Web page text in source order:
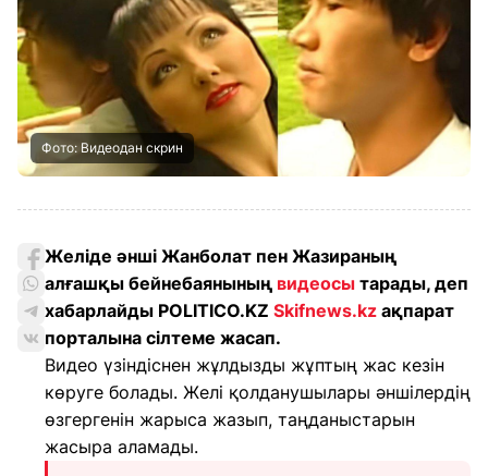
Фото: Видеодан скрин
Желіде әнші Жанболат пен Жазираның
алғашқы бейнебаянының видеосы тарады, деп
хабарлайды POLITICO.KZ Skifnews.kz ақпарат
порталына сілтеме жасап.
Видео үзіндіснен жұлдызды жұптың жас кезін
көруге болады. Желі қолданушылары әншілердің
өзгергенін жарыса жазып, таңданыстарын
жасыра аламады.